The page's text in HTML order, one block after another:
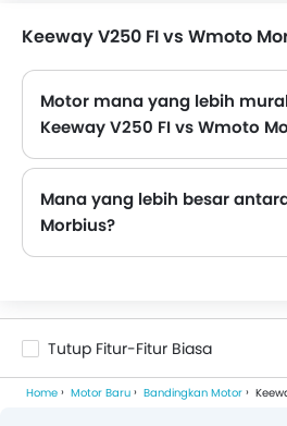
Keeway V250 FI vs Wmoto
Motor mana yang lebih
Keeway V250 FI vs Wmoto
Mana yang lebih besar
Morbius?
Tutup Fitur-Fitur Biasa
Home Motor Baru Bandingkan Motor